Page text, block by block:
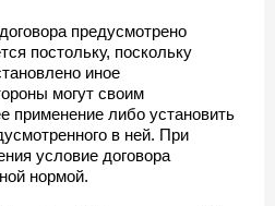
предусмотрено
постольку, поскольку
иное
могут своим
применение либо установить
в ней. При
условие договора
нормой.